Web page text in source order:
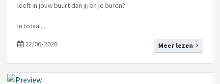
leeft in jouw buurt dan jij en je buren?
In totaal...
Meer lezen
22/06/2026